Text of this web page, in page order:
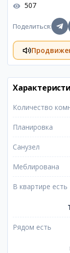
507
Поделиться:
Количество
Планировка
Санузел
Меблирована
В квартире есть
Рядом есть